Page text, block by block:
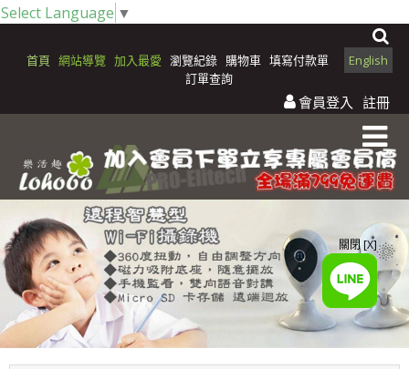
Select Language ▼
首頁 網站導覽 加入最愛 English
瀏覽紀錄 購物車 填寫付款單
訂單查詢
會員登入 註冊
關閉 [X]